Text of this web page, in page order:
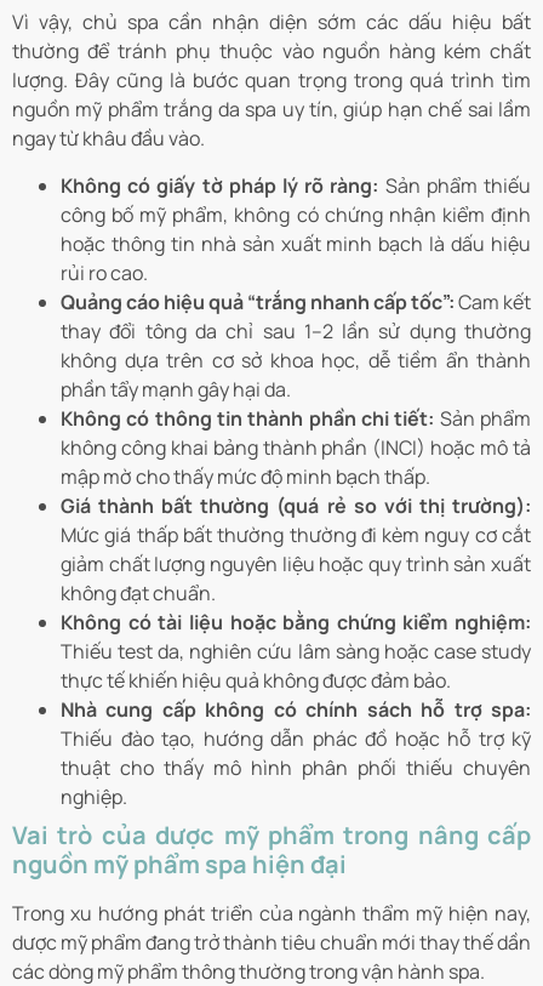
Vì vậy, chủ spa cần nhận diện sớm các dấu hiệu bất
thường để tránh phụ thuộc vào nguồn hàng kém chất
lượng. Đây cũng là bước quan trọng trong quá trình tìm
nguồn mỹ phẩm trắng da spa uy tín, giúp hạn chế sai lầm
ngay từ khâu đầu vào.
Không có giấy tờ pháp lý rõ ràng: Sản phẩm thiếu
công bố mỹ phẩm, không có chứng nhận kiểm định
hoặc thông tin nhà sản xuất minh bạch là dấu hiệu
rủi ro cao.
Quảng cáo hiệu quả “trắng nhanh cấp tốc”:Cam kết
thay đổi tông da chỉ sau 1–2 lần sử dụng thường
không dựa trên cơ sở khoa học, dễ tiềm ẩn thành
phần tẩy mạnh gây hại da.
Không có thông tin thành phần chi tiết: Sản phẩm
không công khai bảng thành phần (INCI) hoặc mô tả
mập mờ cho thấy mức độ minh bạch thấp.
Giá thành bất thường (quá rẻ so với thị trường):
Mức giá thấp bất thường thường đi kèm nguy cơ cắt
giảm chất lượng nguyên liệu hoặc quy trình sản xuất
không đạt chuẩn.
Không có tài liệu hoặc bằng chứng kiểm nghiệm:
Thiếu test da, nghiên cứu lâm sàng hoặc case study
thực tế khiến hiệu quả không được đảm bảo.
Nhà cung cấp không có chính sách hỗ trợ spa:
Thiếu đào tạo, hướng dẫn phác đồ hoặc hỗ trợ kỹ
thuật cho thấy mô hình phân phối thiếu chuyên
nghiệp.
Vai trò của dược mỹ phẩm trong nâng cấp
nguồn mỹ phẩm spa hiện đại
Trong xu hướng phát triển của ngành thẩm mỹ hiện nay,
dược mỹ phẩm đang trở thành tiêu chuẩn mới thay thế dần
các dòng mỹ phẩm thông thường trong vận hành spa.